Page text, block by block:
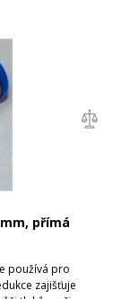
přímá
používá pro
zajišťuje